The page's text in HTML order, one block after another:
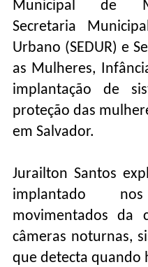
Municipal de
Secretaria
Urbano (SEDUR) e
as Mulheres,
implantação de
proteção das
em Salvador.
Jurailton Santos
implantado
movimentados da
câmeras noturnas,
que detecta quando